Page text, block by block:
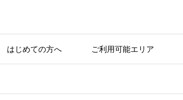
はじめての方へ ご利用可能エリア
おすすめの絵本